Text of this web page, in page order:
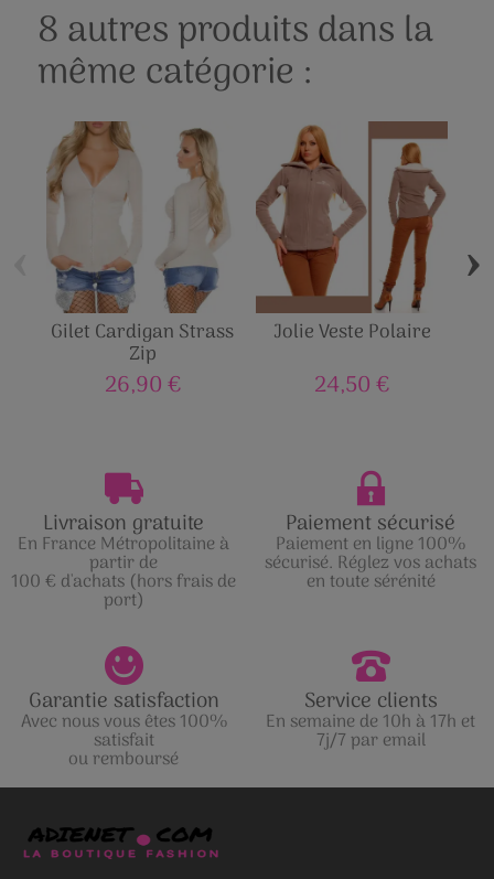
8 autres produits dans la
même catégorie :
Gilet Cardigan Strass
Zip
26,90 €
Jolie Veste Polaire
24,50 €
›
Livraison gratuite
En France Métropolitaine à
partir de
100 € d'achats (hors frais de
port)
Paiement sécurisé
Paiement en ligne 100%
sécurisé. Réglez vos achats
en toute sérénité
Garantie satisfaction
Avec nous vous êtes 100%
satisfait
ou remboursé
Service clients
En semaine de 10h à 17h et
7j/7 par email